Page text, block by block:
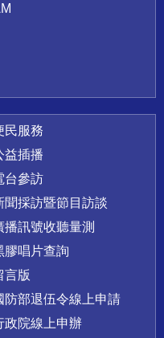
民服務
益插播
台參訪
聞採訪暨節目訪談
播訊號收聽量測
膠唱片查詢
言版
防部退伍令線上申請
政院線上申辦